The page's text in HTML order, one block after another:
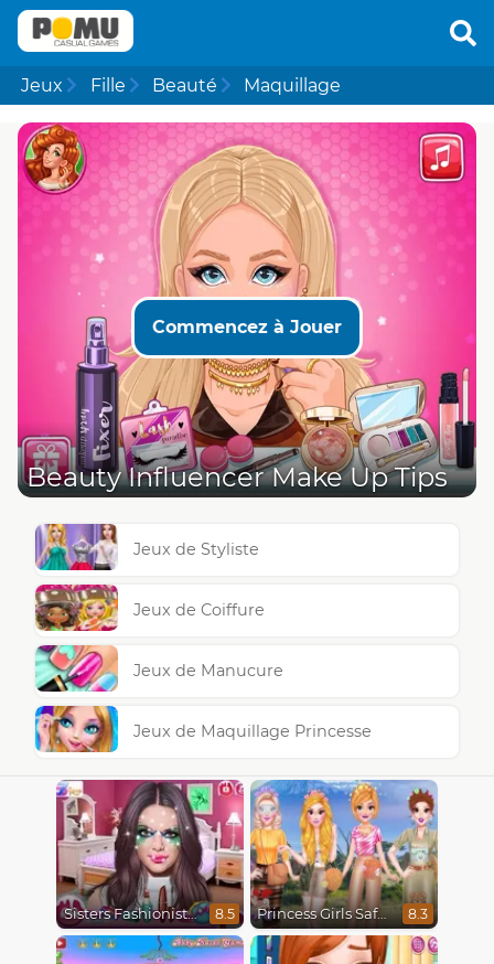
Jeux Fille Beauté Maquillage
Commencez à Jouer
Beauty Influencer Make Up Tips
Jeux de Styliste
Jeux de Coiffure
Jeux de Manucure
Jeux de Maquillage Princesse
Sisters Fashionista Makeup 8.5 Princess Girls Safari Trip 8.3